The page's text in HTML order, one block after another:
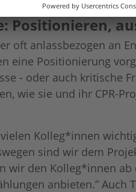
Positionieren,
oft anlassbezogen an
eine Positionierung
- oder auch kritische
wie sie und ihr CPR-
Kolleg*innen
sind wir dem
wir den Kolleg*innen
anbieten.”